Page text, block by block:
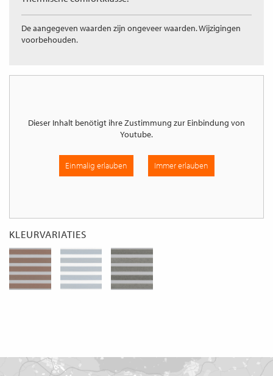
De aangegeven waarden zijn ongeveer waarden. Wijzigingen
voorbehouden.
Dieser Inhalt benötigt ihre Zustimmung zur Einbindung von
Youtube.
Einmalig erlauben Immer erlauben
KLEURVARIATIES